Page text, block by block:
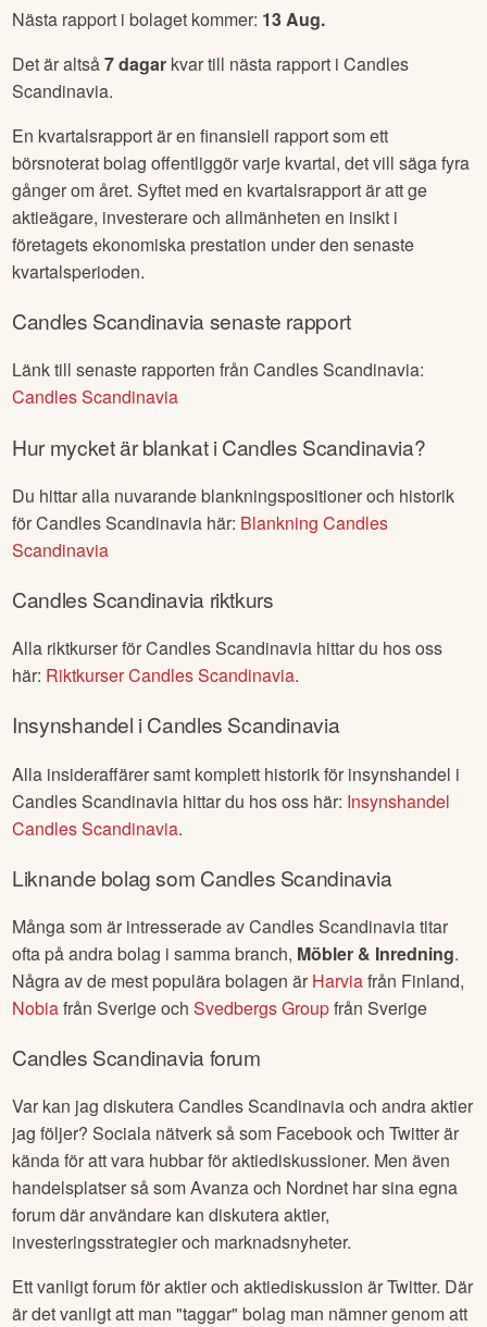
Nästa rapport i bolaget kommer: 13 Aug.
Det är altså7dagar kvar till nästa rapport iCandles
Scandinavia.
En kvartalsrapport är en finansiell rapport som ett
börsnoterat bolag offentliggör varje kvartal, det vill säga fyra
gånger om året. Syftet med en kvartalsrapport är att ge
aktieägare, investerare och allmänheten en insikt i
företagets ekonomiska prestation under den senaste
kvartalsperioden.
Candles Scandinaviasenaste rapport
Länk till senaste rapporten frånCandles Scandinavia:
Candles Scandinavia
Hur mycket är blankat iCandles Scandinavia?
Du hittar alla nuvarande blankningspositioner och historik
förCandles Scandinavia här: BlankningCandles
Scandinavia
Candles Scandinaviariktkurs
Alla riktkurser förCandles Scandinavia hittar du hos oss
här: RiktkurserCandles Scandinavia.
Insynshandel iCandles Scandinavia
Alla insideraffärer samt komplett historik för insynshandel i
Candles Scandinavia hittar du hos oss här: Insynshandel
Candles Scandinavia.
Liknande bolag som Candles Scandinavia
Många som är intresserade avCandles Scandinaviatitar
ofta på andra bolag i samma branch, Möbler & Inredning.
Några av de mest populära bolagen är Harviafrån Finland,
NobiafrånSverigeochSvedbergs GroupfrånSverige
Candles Scandinaviaforum
Var kan jag diskuteraCandles Scandinaviaoch andra aktier
jag följer? Sociala nätverk så som Facebook och Twitter är
kända för att vara hubbar för aktiediskussioner. Men även
handelsplatser så som Avanza och Nordnet har sina egna
forum där användare kan diskutera aktier,
investeringsstrategier och marknadsnyheter.
Ett vanligt forum för aktier och aktiediskussion är Twitter. Där
är det vanligt att man "taggar" bolag man nämner genom att